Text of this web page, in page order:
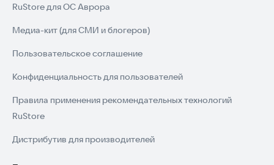
RuStore для ОС Аврора
Медиа-кит (для СМИ и блогеров)
Пользовательское соглашение
Конфиденциальность для пользователей
Правила применения рекомендательных технологий
RuStore
Дистрибутив для производителей